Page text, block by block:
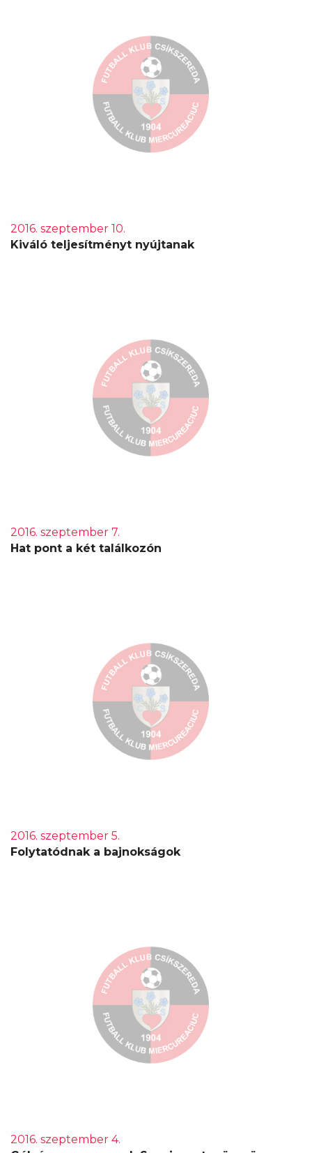
2016. szeptember 10.
Kiváló teljesítményt nyújtanak
2016. szeptember 7.
Hat pont a két találkozón
2016. szeptember 5.
Folytatódnak a bajnokságok
2016. szeptember 4.